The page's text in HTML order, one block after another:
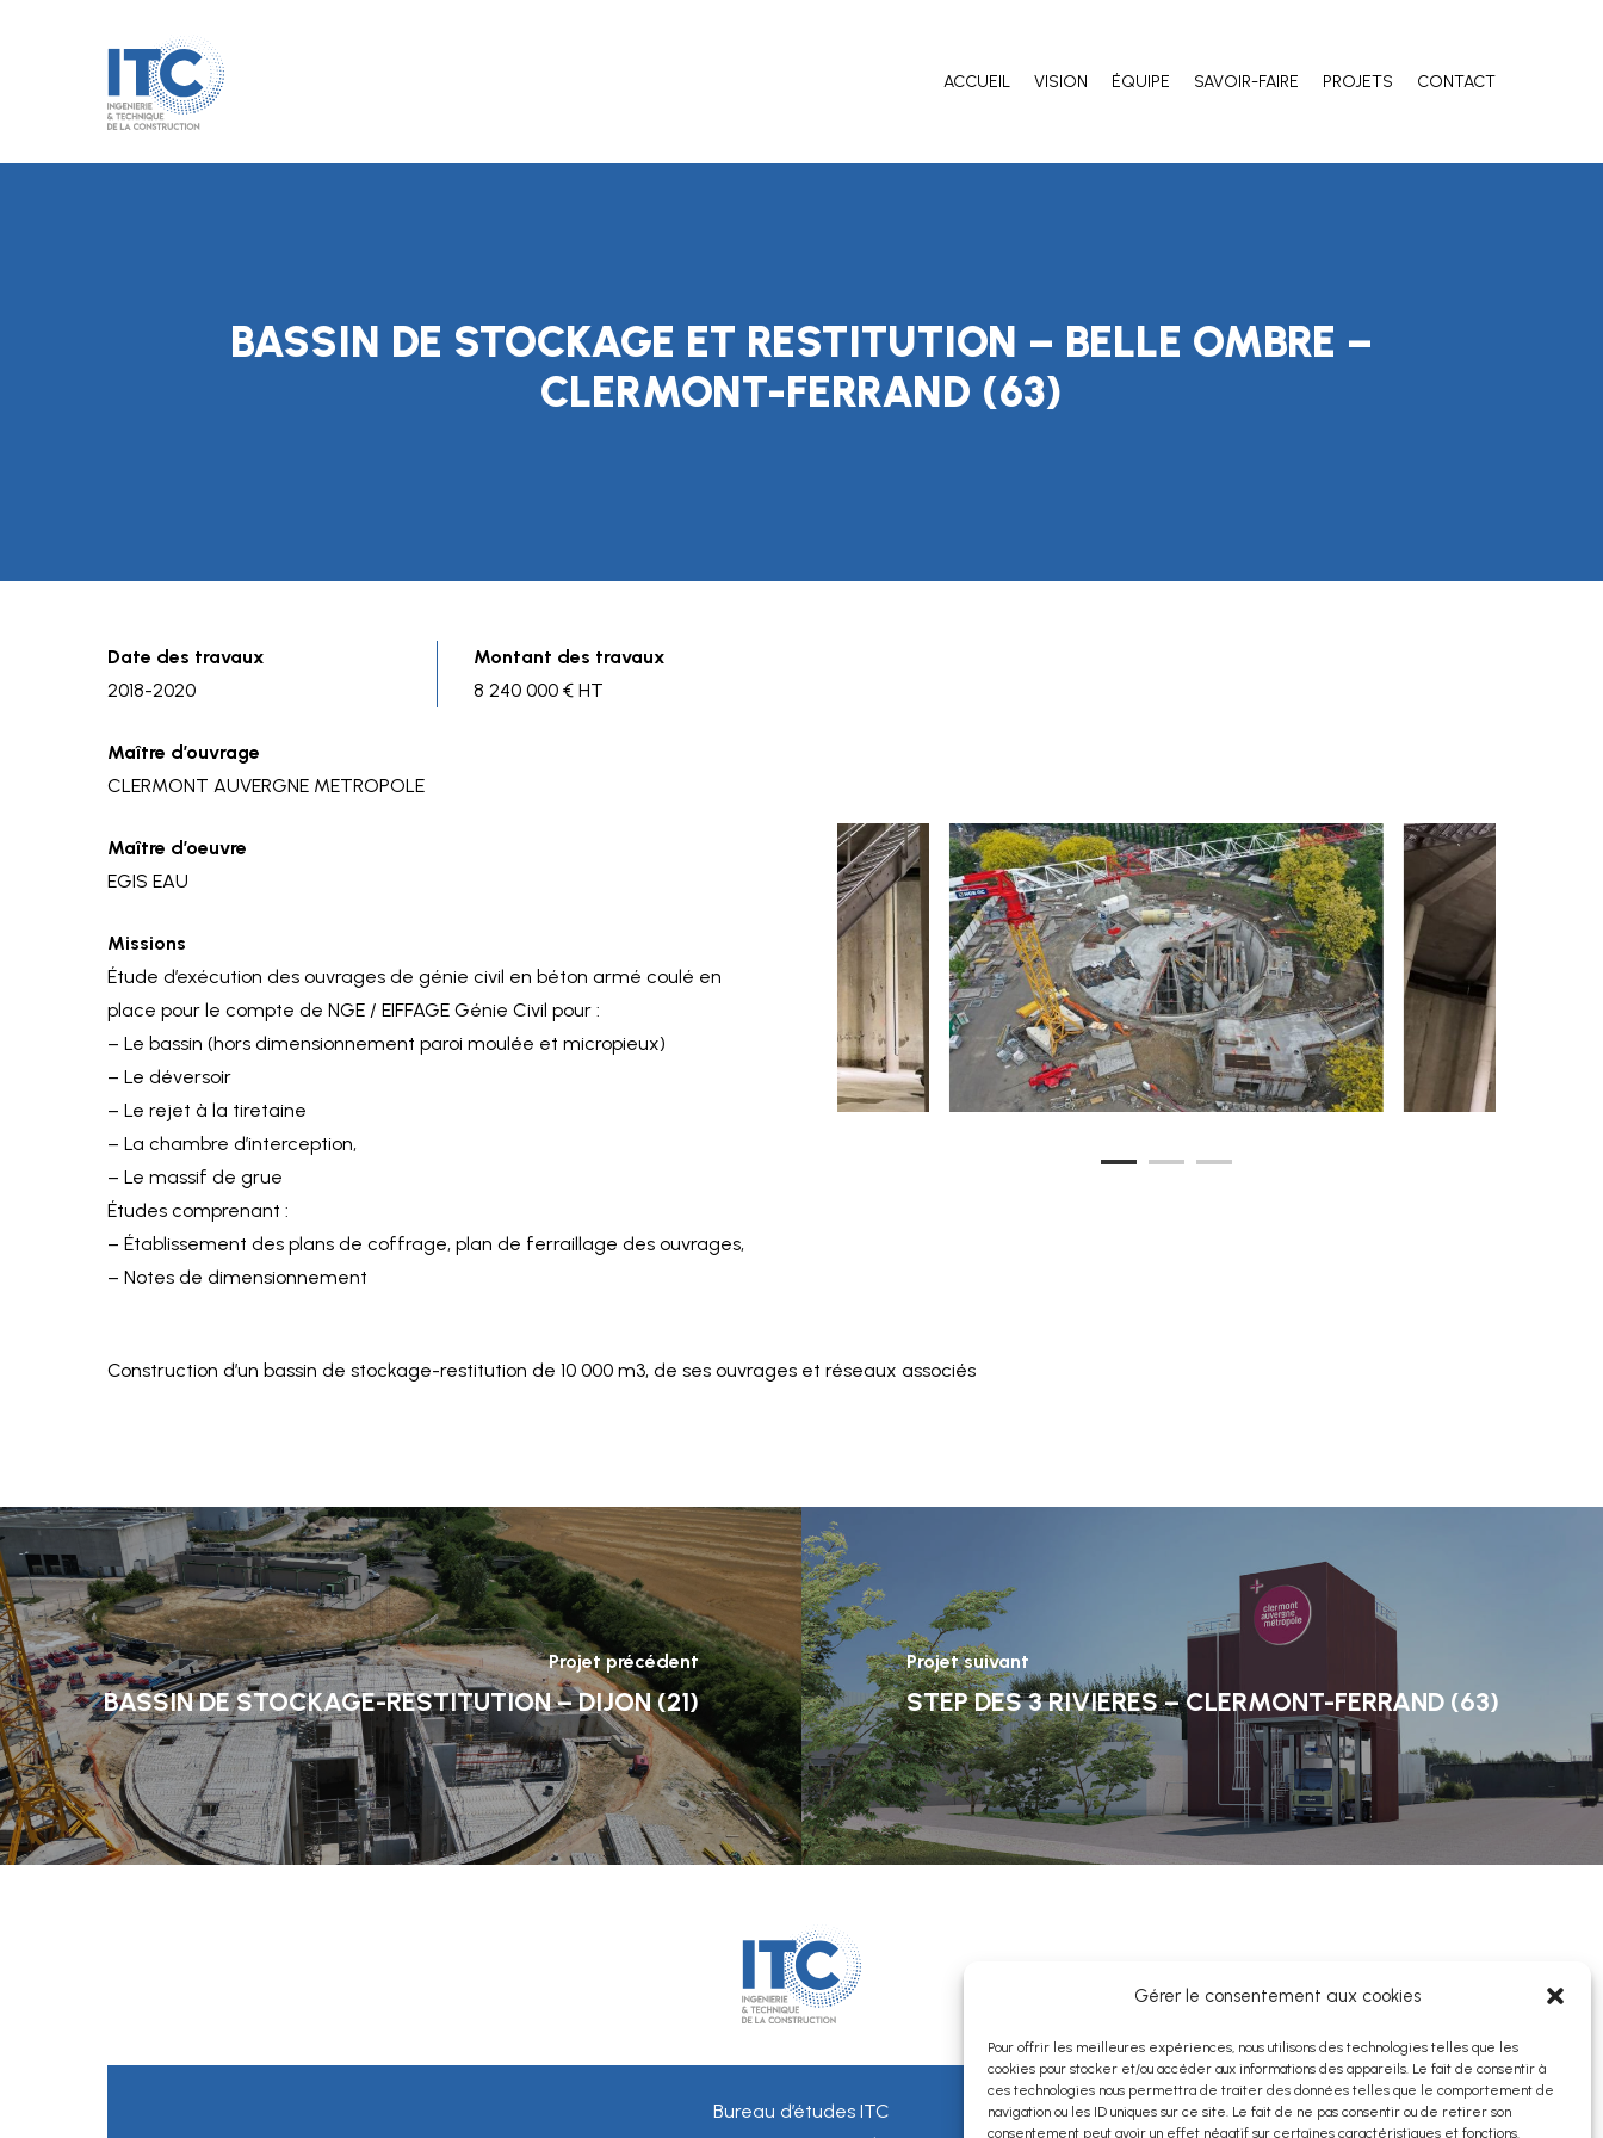
Gérer le consentement aux cookies
Pour offrir les meilleures expériences, nous utilisons des technologies telles que les
cookies pour stocker et/ou accéder aux informations des appareils. Le fait de consentir à
ces technologies nous permettra de traiter des données telles que le comportement de
navigation ou les ID uniques sur ce site. Le fait de ne pas consentir ou de retirer son
consentement peut avoir un effet négatif sur certaines caractéristiques et fonctions.
ACCUEIL VISION ÉQUIPE SAVOIR-FAIRE PROJETS CONTACT
BASSIN DE STOCKAGE ET RESTITUTION – BELLE OMBRE –
CLERMONT-FERRAND (63)
Date des travaux
2018-2020
Montant des travaux
8 240 000 € HT
Maître d’ouvrage
CLERMONT AUVERGNE METROPOLE
Maître d’oeuvre
EGIS EAU
Missions
Étude d’exécution des ouvrages de génie civil en béton armé coulé en
place pour le compte de NGE / EIFFAGE Génie Civil pour :
– Le bassin (hors dimensionnement paroi moulée et micropieux)
– Le déversoir
– Le rejet à la tiretaine
– La chambre d’interception,
– Le massif de grue
Études comprenant :
– Établissement des plans de coffrage, plan de ferraillage des ouvrages,
– Notes de dimensionnement
Construction d’un bassin de stockage-restitution de 10 000 m3, de ses ouvrages et réseaux associés
Projet précédent
BASSIN DE STOCKAGE-RESTITUTION – DIJON (21)
Projet suivant
STEP DES 3 RIVIERES – CLERMONT-FERRAND (63)
Bureau d’études ITC